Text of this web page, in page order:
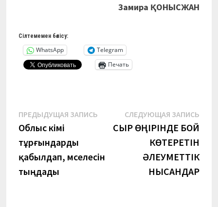
Замира ҚОНЫСЖАН
Сілтемемен бөлісу:
WhatsApp
Telegram
Печать
Навигация
по
записям
ПРЕДЫДУЩАЯ ЗАПИСЬПредыдущая
запись:
Облыс әкімі
тұрғындарды
қабылдап, мәселесін
тыңдады
СЛЕДУЮЩАЯ ЗАПИСЬ
СЫР ӨҢІРІНДЕ БОЙ
КӨТЕРЕТІН
ӘЛЕУМЕТТІК
НЫСАНДАР